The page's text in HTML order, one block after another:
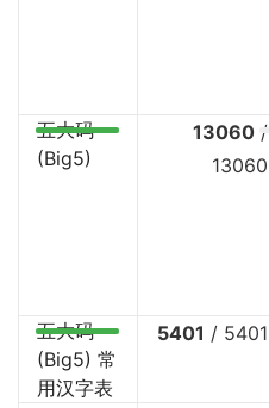
五大码
(Big5)
13060 /
13060
五大码
(Big5) 常
用汉字表
5401 / 5401